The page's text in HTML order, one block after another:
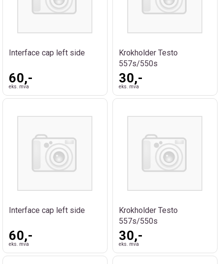
Interface cap left side
60,-
eks. mva
Krokholder Testo
557s/550s
30,-
eks. mva
Interface cap left side
60,-
eks. mva
Krokholder Testo
557s/550s
30,-
eks. mva